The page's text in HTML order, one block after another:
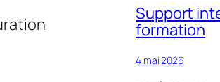
Support
formation
4 mai 2026